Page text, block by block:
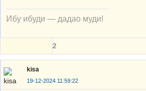
Ибу ибуди — дадао муди!
2
kisa
19-12-2024 11:59:22